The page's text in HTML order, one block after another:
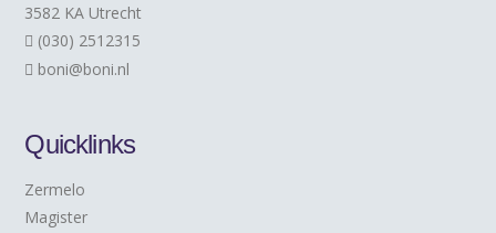
3582 KA Utrecht
(030) 2512315
boni@boni.nl
Quicklinks
Zermelo
Magister